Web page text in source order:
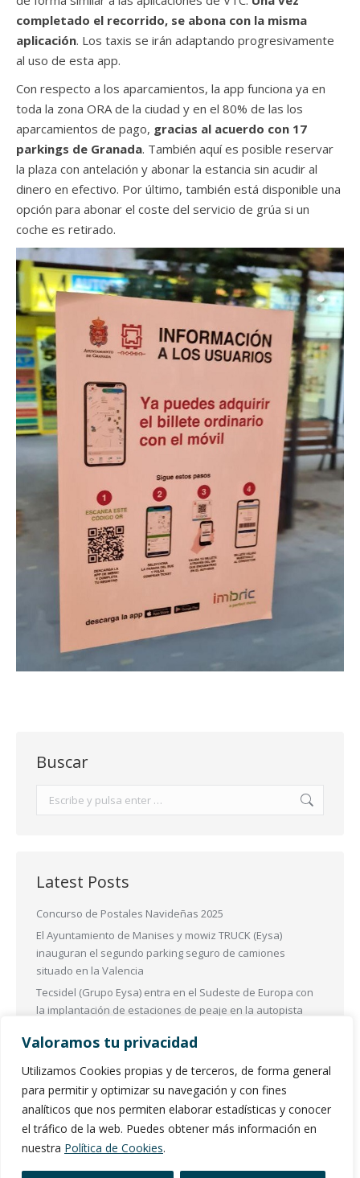
Valoramos tu privacidad
Utilizamos Cookies propias y de terceros, de forma general
para permitir y optimizar su navegación y con fines
analíticos que nos permiten elaborar estadísticas y conocer
el tráfico de la web. Puedes obtener más información en
nuestra Política de Cookies.
completado el recorrido, se abona con la misma
aplicación. Los taxis se irán adaptando progresivamente
al uso de esta app.
Con respecto a los aparcamientos, la app funciona ya en
toda la zona ORA de la ciudad y en el 80% de las los
aparcamientos de pago, gracias al acuerdo con 17
parkings de Granada. También aquí es posible reservar
la plaza con antelación y abonar la estancia sin acudir al
dinero en efectivo. Por último, también está disponible una
opción para abonar el coste del servicio de grúa si un
coche es retirado.
Buscar
Latest Posts
Concurso de Postales Navideñas 2025
El Ayuntamiento de Manises y mowiz TRUCK (Eysa)
inauguran el segundo parking seguro de camiones
situado en la Valencia
Tecsidel (Grupo Eysa) entra en el Sudeste de Europa con
la implantación de estaciones de peaje en la autopista
Las Zonas de Bajas Emisiones (ZBE) en España se
transformarán para mejorar la sostenibilidad
EL Grupo ESYA participó en Intertraffic Amsterdam 2024